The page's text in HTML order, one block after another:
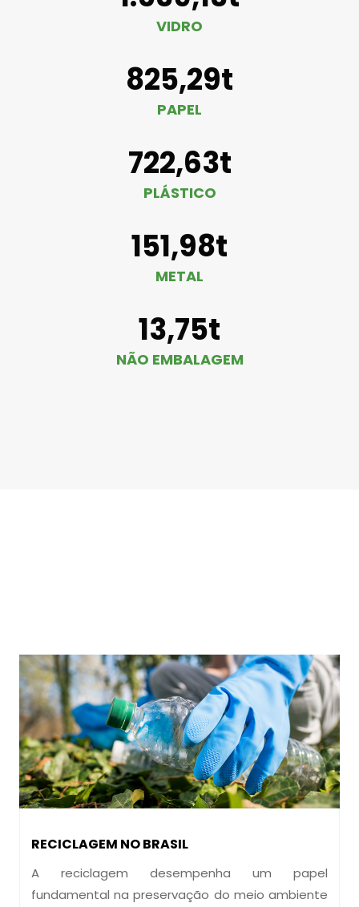
VIDRO
825,29t
PAPEL
722,63t
PLÁSTICO
151,98t
METAL
13,75t
NÃO EMBALAGEM
RECICLAGEM NO BRASIL
A reciclagem desempenha um papel
fundamental na preservação do meio ambiente